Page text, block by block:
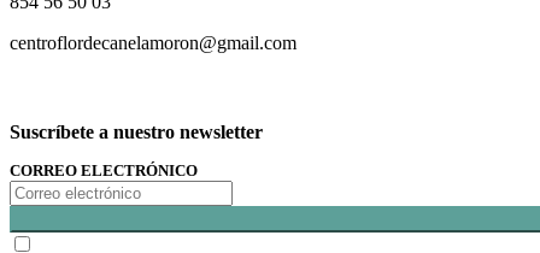
centroflordecanelamoron@gmail.com
Suscríbete a nuestro newsletter
CORREO ELECTRÓNICO